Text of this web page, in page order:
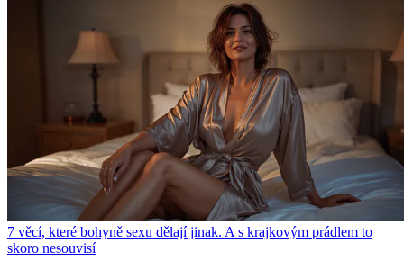
7 věcí, které bohyně sexu dělají jinak. A s krajkovým prádlem to
skoro nesouvisí